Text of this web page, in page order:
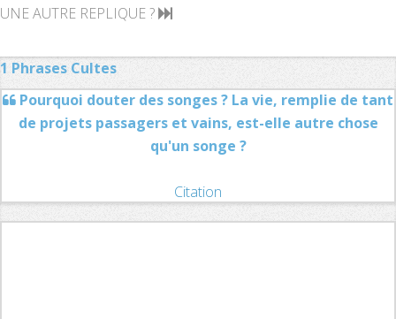
UNE AUTRE REPLIQUE ?
1 Phrases Cultes
Pourquoi douter des songes ? La vie, remplie de tant
de projets passagers et vains, est-elle autre chose
qu'un songe ?
Citation